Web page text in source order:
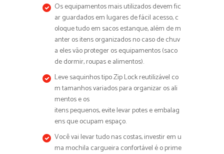
Os equipamentos mais utilizados devem fic
ar guardados em lugares de fácil acesso, c
oloque tudo em sacos estanque, além de m
anter os itens organizados no caso de chuv
a eles vão proteger os equipamentos (saco
de dormir, roupas e alimentos).
Leve saquinhos tipo Zip Lock reutilizável co
m tamanhos variados para organizar os ali
mentos e os
itens pequenos, evite levar potes e embalag
ens que ocupam espaço.
Você vai levar tudo nas costas, investir em u
ma mochila cargueira confortável é o prime